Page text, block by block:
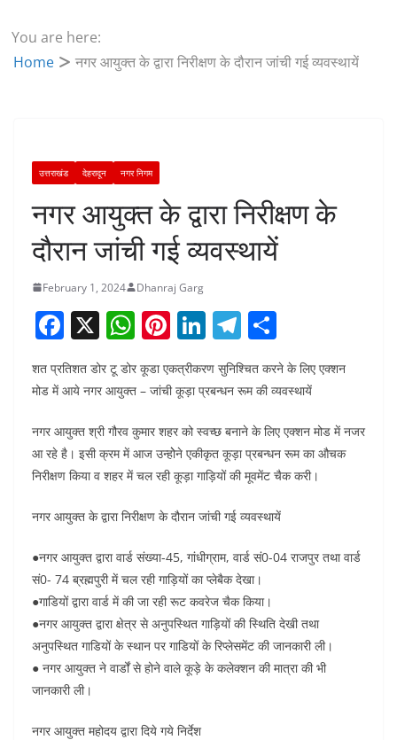
You are here:
Home
नगर आयुक्त के द्वारा निरीक्षण के दौरान जांची गई व्यवस्थायें
उत्तराखंड देहरादून नगर निगम
नगर आयुक्त के द्वारा निरीक्षण के
दौरान जांची गई व्यवस्थायें
February 1, 2024 Dhanraj Garg
F
a
c
b
o
k
X W
h
at
A
p
Pi
nt
er
e
st
Li
n
k
dI
n
T
el
e
a
m
h
ar
शत प्रतिशत डोर टू डोर कूडा एकत्रीकरण सुनिश्चित करने के लिए एक्शन
मोड में आये नगर आयुक्त – जांची कूड़ा प्रबन्धन रूम की व्यवस्थायें
नगर आयुक्त श्री गौरव कुमार शहर को स्वच्छ बनाने के लिए एक्शन मोड में नजर
आ रहे है। इसी क्रम में आज उन्होेने एकीकृत कूड़ा प्रबन्धन रूम का औचक
निरीक्षण किया व शहर में चल रही कूड़ा गाड़ियों की मूवमेंट चैक करी।
नगर आयुक्त के द्वारा निरीक्षण के दौरान जांची गई व्यवस्थायें
●नगर आयुक्त द्वारा वार्ड संख्या-45, गांधीग्राम, वार्ड सं0-04 राजपुर तथा वार्ड
सं0- 74 ब्रह्मपुरी में चल रही गाड़ियों का प्लेबैक देखा।
●गाडियों द्वारा वार्ड में की जा रही रूट कवरेज चैक किया।
●नगर आयुक्त द्वारा क्षेत्र से अनुपस्थित गाड़ियों की स्थिति देखी तथा
अनुपस्थित गाडियों के स्थान पर गाडियों के रिप्लेसमेंट की जानकारी ली।
● नगर आयुक्त ने वार्डों से होने वाले कूड़े के कलेक्शन की मात्रा की भी
जानकारी ली।
नगर आयुक्त महोदय द्वारा दिये गये निर्देश